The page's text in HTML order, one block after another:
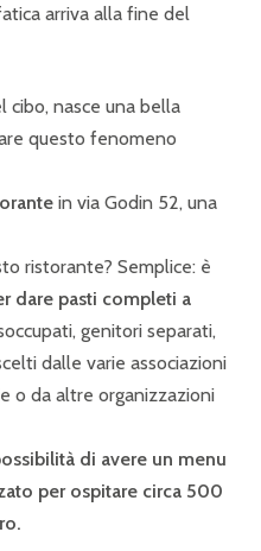
arriva alla fine del
cibo, nasce una bella
questo fenomeno
in via Godin 52, una
ristorante? Semplice: è
dare pasti completi a
genitori separati,
dalle varie associazioni
o da altre organizzazioni
di avere un menu
per ospitare circa 500